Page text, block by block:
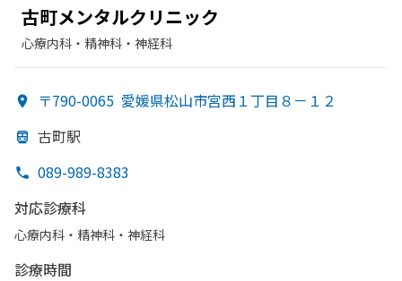
古町メンタルクリニック
心療内科・​精神科・神経科
〒790-0065 愛媛県松山市宮西１丁目８－１２
古町駅
089-989-8383
対応診療科
心療内科・​精神科・神経科
診療時間